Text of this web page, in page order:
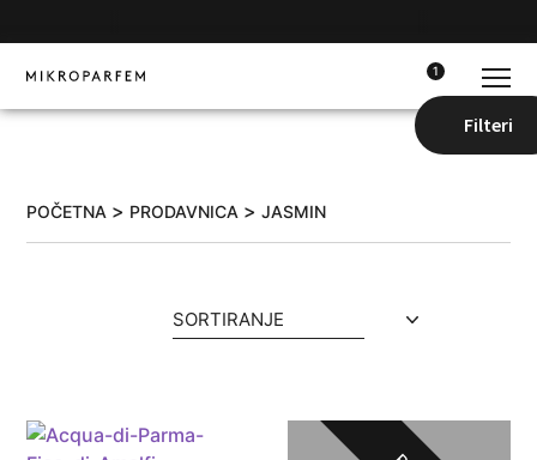
1
POČETNA > PRODAVNICA >JASMIN
SORTIRANJE
Filteri